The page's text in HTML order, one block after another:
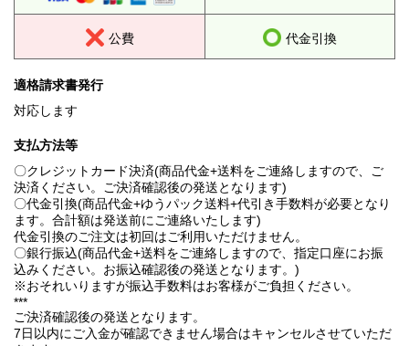
公費 代金引換
適格請求書発行
対応します
支払方法等
〇クレジットカード決済(商品代金+送料をご連絡しますので、ご
決済ください。ご決済確認後の発送となります)
〇代金引換(商品代金+ゆうパック送料+代引き手数料が必要となり
ます。合計額は発送前にご連絡いたします)
代金引換のご注文は初回はご利用いただけません。
〇銀行振込(商品代金+送料をご連絡しますので、指定口座にお振
込みください。お振込確認後の発送となります。)
※おそれいりますが振込手数料はお客様がご負担ください。
***
ご決済確認後の発送となります。
7日以内にご入金が確認できません場合はキャンセルさせていただ